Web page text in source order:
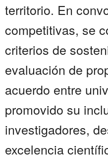
territorio. En
competitivas, se
criterios de
evaluación de
acuerdo entre
promovido su
investigadores,
excelencia